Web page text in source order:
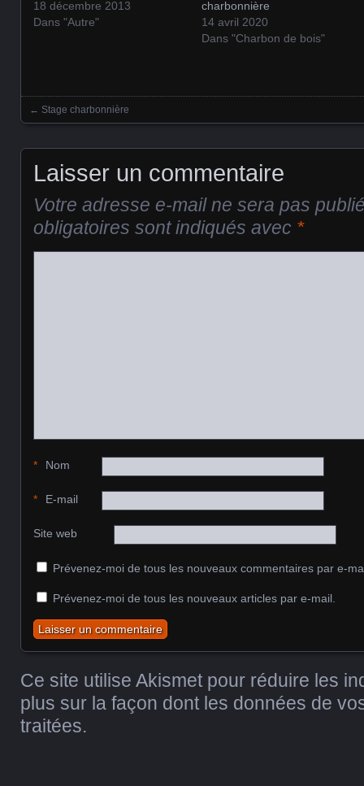
18 décembre 2013
Dans "Autre"
charbonnière
14 avril 2020
Dans "Charbon de bois"
Posts navigation
← Stage charbonnière
Laisser un commentaire
Votre adresse e-mail ne sera pas
obligatoires sont indiqués avec *
Nom
*
E-mail
*
Site web
Prévenez-moi de tous les nouveaux commentaires par e-
Prévenez-moi de tous les nouveaux articles par e-mail.
Ce site utilise Akismet pour réduire les
plus sur la façon dont les données de
traitées.